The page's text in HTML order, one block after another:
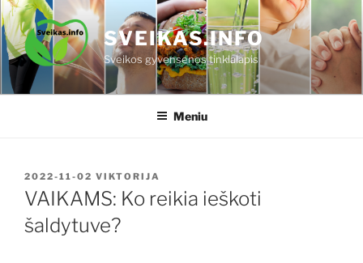
Eiti
prie
turinio
SVEIKAS.INFO
Sveikos gyvensenos tinklalapis
Meniu
PASKELBTA
2022-11-02 VIKTORIJA
VAIKAMS: Ko reikia ieškoti
šaldytuve?